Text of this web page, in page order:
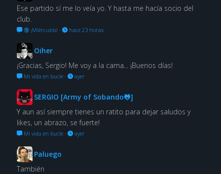
Ese partido sí me lo veía yo. Y hasta me hacía socio del
club.
🔞 ¡Miérculos! · hace 23 horas
Oiher
¡Gracias, Sergio! Me voy a la cama... ¡Buenos días!
Mi vida en bucle· ayer
SERGIO [Army of Sobando🐸]
Y aun así siempre tienes un ratito para dejar saludos y
likes, un abrazo, se fuerte!
Mi vida en bucle· ayer
Paluego
También